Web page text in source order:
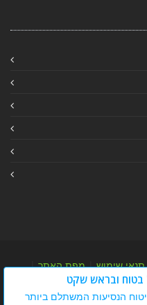
תנאי שימוש|מפת האתר|
|מפת מאמרי מידע
בטוח ובראש שקט
הנסיעות המשתלם ביותר